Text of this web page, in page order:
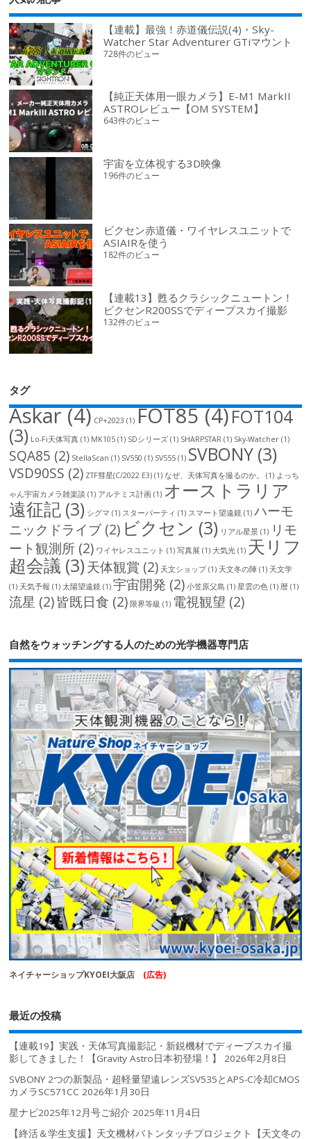
【連載】最強！赤道儀伝説(4)・Sky-
Watcher Star Adventurer GTiマウント
728件のビュー
【純正天体用一眼カメラ】E-M1 MarkII
ASTROレビュー【OM SYSTEM】
643件のビュー
宇宙を立体視する3D映像
196件のビュー
ビクセン赤道儀・ワイヤレスユニットで
ASIAIRを使う
182件のビュー
【連載13】甦るクラシックニュートン！
ビクセンR200SSでディープスカイ撮影
132件のビュー
タグ
Askar(4) CP+2023 (1) FOT85(4)FOT104
(3) Lo-Fi天体写真 (1) MK105 (1) SDシリーズ (1) SHARPSTAR (1) Sky-Watcher (1)
SQA85 (2) StellaScan (1) SV550 (1) SV555 (1) SVBONY (3)
VSD90SS (2) ZTF彗星(C/2022 E3) (1) なぜ、天体写真を撮るのか。 (1) よっち
ゃん宇宙カメラ雑楽談 (1) アルテミス計画 (1) オーストラリア
遠征記 (3) シグマ (1) スターパーティ (1) スマート望遠鏡 (1) ハーモ
ニックドライブ (2) ビクセン (3) リアル星景 (1) リモ
ート観測所 (2) ワイヤレスユニット (1) 写真展 (1) 大気光 (1) 天リフ
超会議 (3)天体観賞 (2) 天文ショップ(1) 天文冬の陣 (1) 天文学
(1) 天気予報 (1) 太陽望遠鏡 (1) 宇宙開発 (2) 小笠原父島 (1) 星雲の色 (1) 暦 (1)
流星 (2)皆既日食 (2) 限界等級 (1) 電視観望 (2)
自然をウォッチングする人のための光学機器専門店
ネイチャーショップKYOEI大阪店 (広告)
最近の投稿
【連載19】実践・天体写真撮影記・新鋭機材でディープスカイ撮
影してきました！【Gravity Astro日本初登場！】
2026年2月8日
SVBONY 2つの新製品・超軽量望遠レンズSV535とAPS-C冷却CMOS
カメラSC571CC 2026年1月30日
星ナビ2025年12月号ご紹介 2025年11月4日
【終活＆学生支援】天文機材バトンタッチプロジェクト【天文冬の